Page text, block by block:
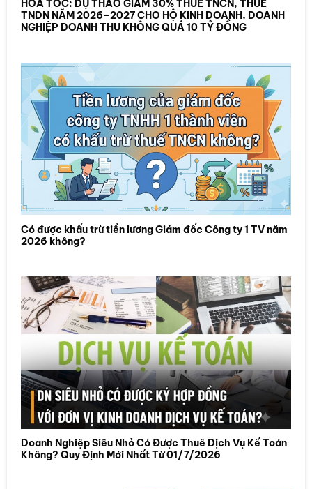
HỎA TỐC: DỰ THẢO GIẢM 30% THUẾ TNCN, THUẾ
TNDN NĂM 2026–2027 CHO HỘ KINH DOANH, DOANH
NGHIỆP DOANH THU KHÔNG QUÁ 10 TỶ ĐỒNG
Có được khấu trừ tiền lương Giám đốc Công ty 1 TV năm
2026 không?
Doanh Nghiệp Siêu Nhỏ Có Được Thuê Dịch Vụ Kế Toán
Không? Quy Định Mới Nhất Từ 01/7/2026